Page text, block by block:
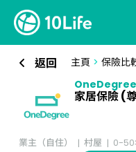
返回 主頁 > 保險比
家居保險 (
業主（自住） 村屋 0-50